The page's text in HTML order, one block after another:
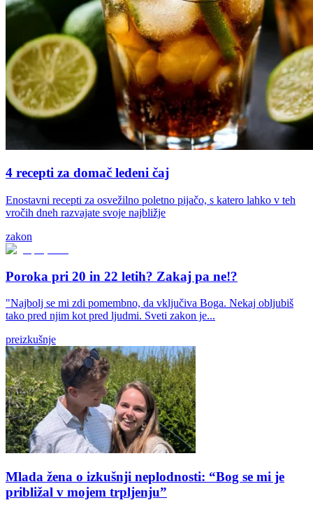
4 recepti za domač ledeni čaj
Enostavni recepti za osvežilno poletno pijačo, s katero lahko v teh
vročih dneh razvajate svoje najbližje
zakon
Poroka pri 20 in 22 letih? Zakaj pa ne!?
"Najbolj se mi zdi pomembno, da vključiva Boga. Nekaj obljubiš
tako pred njim kot pred ljudmi. Sveti zakon je...
preizkušnje
Mlada žena o izkušnji neplodnosti: “Bog se mi je
približal v mojem trpljenju”